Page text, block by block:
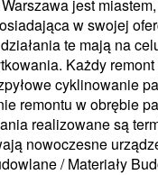
jest
w swojej
te mają na
Każdy
cyklinowanie
remontu w obrębie
realizowane są
nowoczesne
/ Materiały